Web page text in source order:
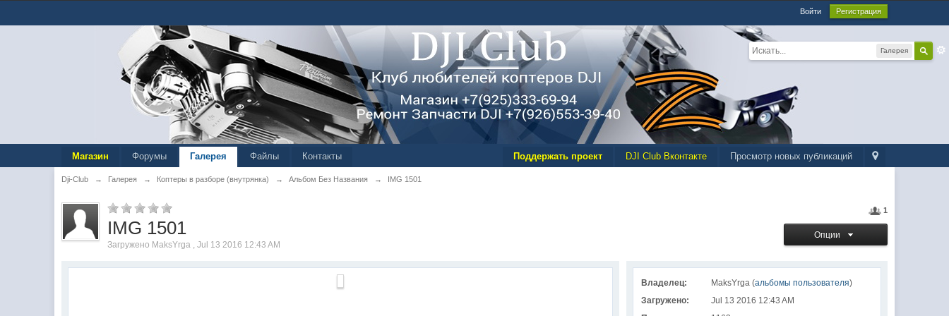
Войти Регистрация
Галерея
Просмотр новых публикаций
DJI Club Вконтакте
Поддержать проект
Магазин Форумы Галерея Файлы Контакты
Dji-Club → Галерея → Коптеры в разборе (внутрянка) → Альбом Без Названия → IMG 1501
1
Опции
IMG 1501
Загружено MaksYrga , Jul 13 2016 12:43 AM
Владелец: MaksYrga (альбомы пользователя)
Загружено:
Jul 13 2016 12:43 AM